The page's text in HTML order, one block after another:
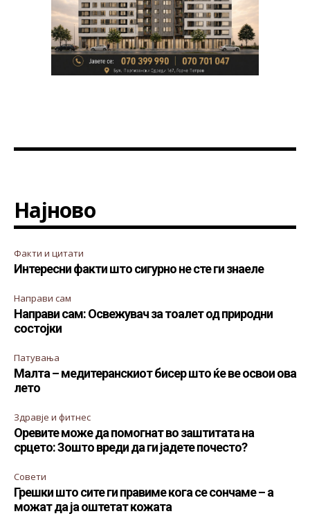
Најново
Факти и цитати
Интересни факти што сигурно не сте ги знаеле
Направи сам
Направи сам: Освежувач за тоалет од природни
состојки
Патувања
Малта – медитеранскиот бисер што ќе ве освои ова
лето
Здравје и фитнес
Оревите може да помогнат во заштитата на
срцето: Зошто вреди да ги јадете почесто?
Совети
Грешки што сите ги правиме кога се сончаме – а
можат да ја оштетат кожата